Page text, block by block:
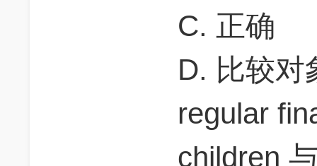
C. 正确
D. 比较对
regular
children